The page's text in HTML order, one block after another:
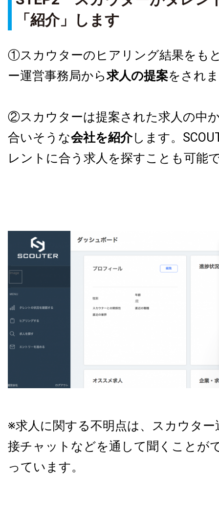
「紹介」します
①スカウターのヒアリング結果をも
ー運営事務局から求人の提案をされ
②スカウターは提案された求人の中
合いそうな会社を紹介します。
レントに合う求人を探すことも可能
※求人に関する不明点は、スカウター
接チャットなどを通して聞くことが
っています。